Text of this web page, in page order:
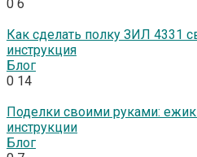
0 6
Как сделать полку ЗИЛ 4331
инструкция
Блог
0 14
Поделки своими руками:
инструкции
Блог